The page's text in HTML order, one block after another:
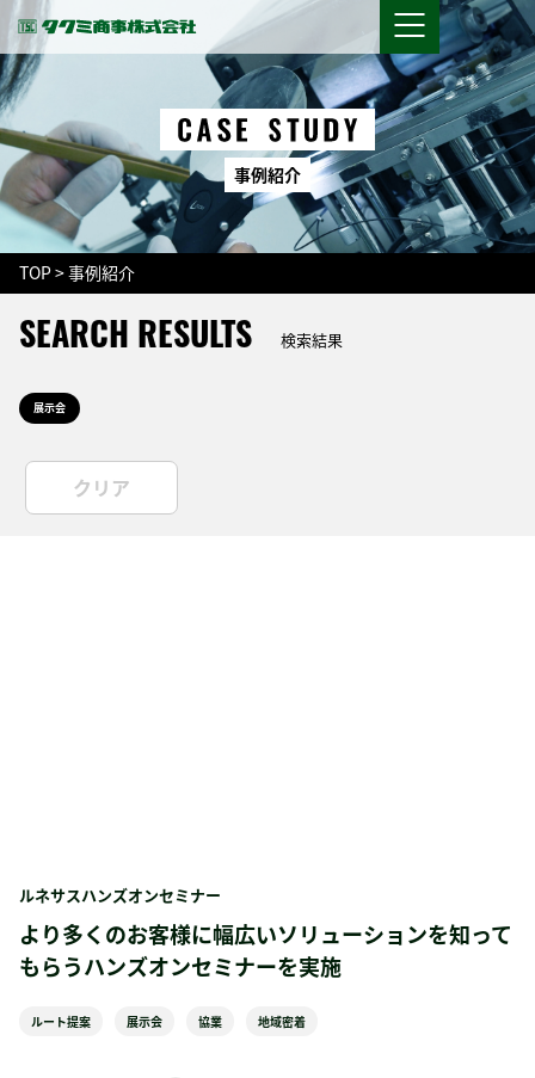
事例紹介
TOP>事例紹介
SEARCH RESULTS 検索結果
展示会
クリア
ルネサスハンズオンセミナー
より多くのお客様に幅広いソリューションを知って
もらうハンズオンセミナーを実施
ルート提案 展示会 協業 地域密着